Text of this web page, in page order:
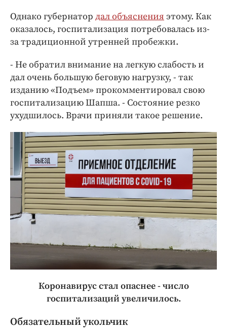
Однако губернатор дал объяснения этому. Как
оказалось, госпитализация потребовалась из-
за традиционной утренней пробежки.
- Не обратил внимание на легкую слабость и
дал очень большую беговую нагрузку, - так
изданию «Подъем» прокомментировал свою
госпитализацию Шапша. - Состояние резко
ухудшилось. Врачи приняли такое решение.
Коронавирус стал опаснее - число
госпитализаций увеличилось.
Обязательный укольчик